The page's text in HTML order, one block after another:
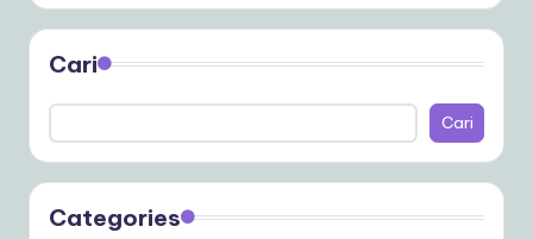
Cari
Cari
Categories